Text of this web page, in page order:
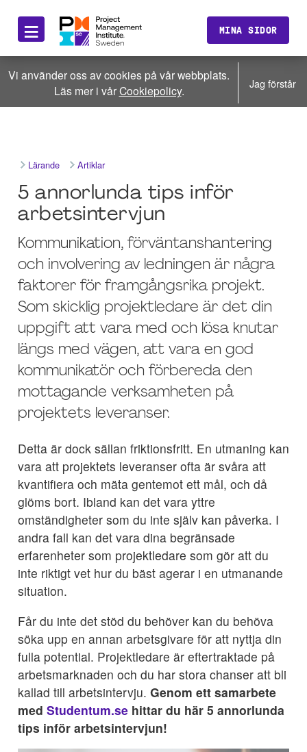
≡ MINA SIDOR
Vi använder oss av cookies på vår webbplats.
Läs mer i vårCookiepolicy. Jag förstår
Lärande Artiklar
5 annorlunda tips inför
arbetsintervjun
Kommunikation, förväntanshantering
och involvering av ledningen är några
faktorer för framgångsrika projekt.
Som skicklig projektledare är det din
uppgift att vara med och lösa knutar
längs med vägen, att vara en god
kommunikatör och förbereda den
mottagande verksamheten på
projektets leveranser.
Detta är dock sällan friktionsfritt. En utmaning kan
vara att projektets leveranser ofta är svåra att
kvantifiera och mäta gentemot ett mål, och då
glöms bort. Ibland kan det vara yttre
omständigheter som du inte själv kan påverka. I
andra fall kan det vara dina begränsade
erfarenheter som projektledare som gör att du
inte riktigt vet hur du bäst agerar i en utmanande
situation.
Får du inte det stöd du behöver kan du behöva
söka upp en annan arbetsgivare för att nyttja din
fulla potential. Projektledare är eftertraktade på
arbetsmarknaden och du har stora chanser att bli
kallad till arbetsintervju. Genom ett samarbete
med Studentum.se hittar du här 5 annorlunda
tips inför arbetsintervjun!